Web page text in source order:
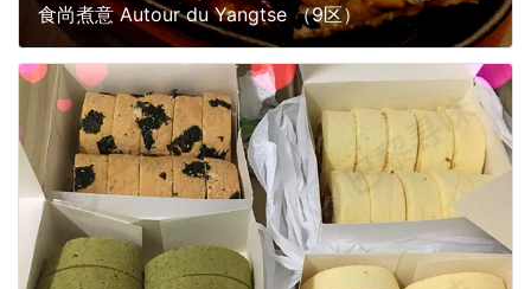
食尚煮意 Autour du Yangtse （9区）